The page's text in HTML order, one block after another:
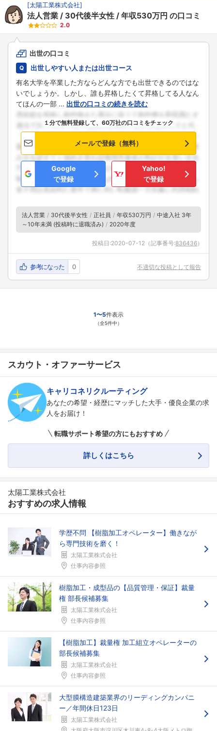
フォローしました
こちらの企業もフォローしませんか？
[太陽工業株式会社]
法人営業 30代後半女性 年収530万円 の口コミ
2.0
出世の口コミ
出世しやすい人または出世コース
有名大学を卒業した方ならどんな方でも出世できるのではな
いでしょうか。しかし、誰も昇格したくて昇格してる人なん
てほんの一部 ... 出世の口コミの続きを読む
１分で無料登録して、60万社の口コミをチェック
メールで登録（無料）
Google
で登録
Yahoo!
で登録
法人営業 30代後半女性 正社員 年収530万円
中途入社 3年
～10年未満 (投稿時に退職済み)
2020年度
投稿日:2020-07-12 （記事番号:836436）
参考になった 0 不適切な投稿として報告
1〜5件表示
（全5件中）
スカウト・オファーサービス
キャリコネリクルーティング
あなたの希望・経歴にマッチした大手・優良企業の求
人をお届け！
転職サポート希望の方にもおすすめ
詳しくはこちら
太陽工業株式会社
おすすめの求人情報
学歴不問 【樹脂加工オペレーター】働きなが
ら専門技術を磨く！
太陽工業株式会社
仕事内容参照
樹脂加工・成型品の【品質管理・保証】裁量
権 部長候補募集
太陽工業株式会社
仕事内容参照
【樹脂加工】裁量権 加工組立オペレーターの
部長候補募集
太陽工業株式会社
仕事内容参照
大型膜構造建築業界のリーディングカンパニ
ー／年間休日123日
太陽工業株式会社